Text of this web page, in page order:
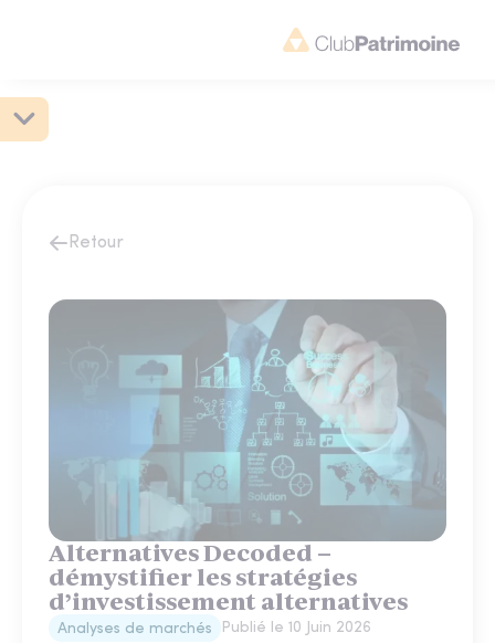
Retour
Alternatives Decoded –
démystifier les stratégies
d’investissement alternatives
Analyses de marchés Publié le 10 Juin 2026